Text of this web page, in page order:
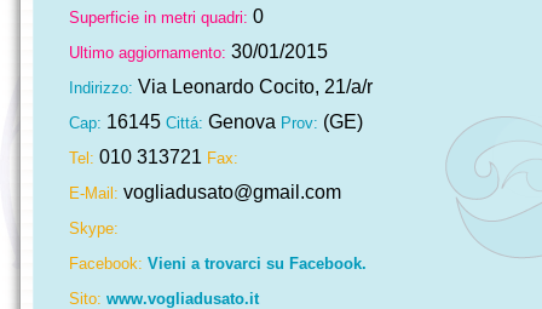
Superficie in metri quadri: 0
Ultimo aggiornamento: 30/01/2015
Indirizzo: Via Leonardo Cocito, 21/a/r
Cap: 16145 Cittá: Genova Prov: (GE)
Tel: 010 313721 Fax:
E-Mail: vogliadusato@gmail.com
Skype:
Facebook: Vieni a trovarci su Facebook.
Sito: www.vogliadusato.it